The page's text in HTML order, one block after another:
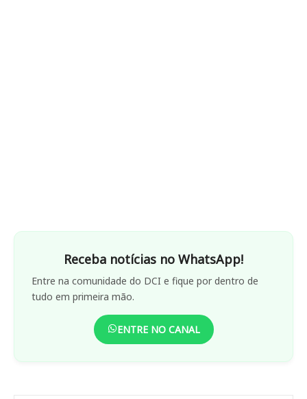
Receba notícias no WhatsApp!
Entre na comunidade do DCI e fique por dentro de
tudo em primeira mão.
ENTRE NO CANAL